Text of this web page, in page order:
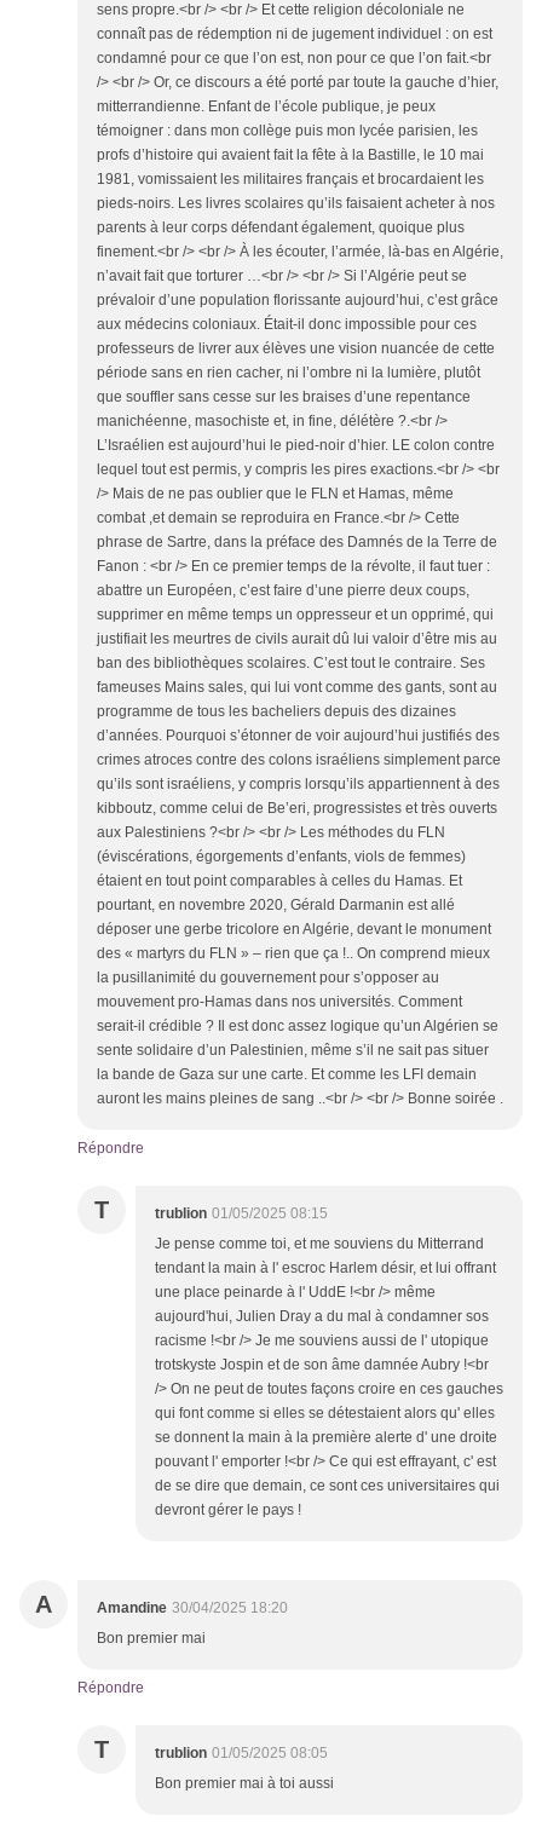
sens propre.<br /> <br /> Et cette religion décoloniale ne
connaît pas de rédemption ni de jugement individuel : on est
condamné pour ce que l’on est, non pour ce que l’on fait.<br
/> <br /> Or, ce discours a été porté par toute la gauche d’hier,
mitterrandienne. Enfant de l’école publique, je peux
témoigner : dans mon collège puis mon lycée parisien, les
profs d’histoire qui avaient fait la fête à la Bastille, le 10 mai
1981, vomissaient les militaires français et brocardaient les
pieds-noirs. Les livres scolaires qu’ils faisaient acheter à nos
parents à leur corps défendant également, quoique plus
finement.<br /> <br /> À les écouter, l’armée, là-bas en Algérie,
n’avait fait que torturer …<br /> <br /> Si l’Algérie peut se
prévaloir d’une population florissante aujourd’hui, c’est grâce
aux médecins coloniaux. Était-il donc impossible pour ces
professeurs de livrer aux élèves une vision nuancée de cette
période sans en rien cacher, ni l’ombre ni la lumière, plutôt
que souffler sans cesse sur les braises d’une repentance
manichéenne, masochiste et, in fine, délétère ?.<br />
L’Israélien est aujourd’hui le pied-noir d’hier. LE colon contre
lequel tout est permis, y compris les pires exactions.<br /> <br
/> Mais de ne pas oublier que le FLN et Hamas, même
combat ,et demain se reproduira en France.<br /> Cette
phrase de Sartre, dans la préface des Damnés de la Terre de
Fanon : <br /> En ce premier temps de la révolte, il faut tuer :
abattre un Européen, c’est faire d’une pierre deux coups,
supprimer en même temps un oppresseur et un opprimé, qui
justifiait les meurtres de civils aurait dû lui valoir d’être mis au
ban des bibliothèques scolaires. C’est tout le contraire. Ses
fameuses Mains sales, qui lui vont comme des gants, sont au
programme de tous les bacheliers depuis des dizaines
d’années. Pourquoi s’étonner de voir aujourd’hui justifiés des
crimes atroces contre des colons israéliens simplement parce
qu’ils sont israéliens, y compris lorsqu’ils appartiennent à des
kibboutz, comme celui de Be’eri, progressistes et très ouverts
aux Palestiniens ?<br /> <br /> Les méthodes du FLN
(éviscérations, égorgements d’enfants, viols de femmes)
étaient en tout point comparables à celles du Hamas. Et
pourtant, en novembre 2020, Gérald Darmanin est allé
déposer une gerbe tricolore en Algérie, devant le monument
des « martyrs du FLN » – rien que ça !.. On comprend mieux
la pusillanimité du gouvernement pour s’opposer au
mouvement pro-Hamas dans nos universités. Comment
serait-il crédible ? Il est donc assez logique qu’un Algérien se
sente solidaire d’un Palestinien, même s’il ne sait pas situer
la bande de Gaza sur une carte. Et comme les LFI demain
auront les mains pleines de sang ..<br /> <br /> Bonne soirée .
Répondre
T trublion 01/05/2025 08:15
Je pense comme toi, et me souviens du Mitterrand
tendant la main à l' escroc Harlem désir, et lui offrant
une place peinarde à l' UddE !<br /> même
aujourd'hui, Julien Dray a du mal à condamner sos
racisme !<br /> Je me souviens aussi de l' utopique
trotskyste Jospin et de son âme damnée Aubry !<br
/> On ne peut de toutes façons croire en ces gauches
qui font comme si elles se détestaient alors qu' elles
se donnent la main à la première alerte d' une droite
pouvant l' emporter !<br /> Ce qui est effrayant, c' est
de se dire que demain, ce sont ces universitaires qui
devront gérer le pays !
A Amandine 30/04/2025 18:20
Bon premier mai
Répondre
T trublion 01/05/2025 08:05
Bon premier mai à toi aussi